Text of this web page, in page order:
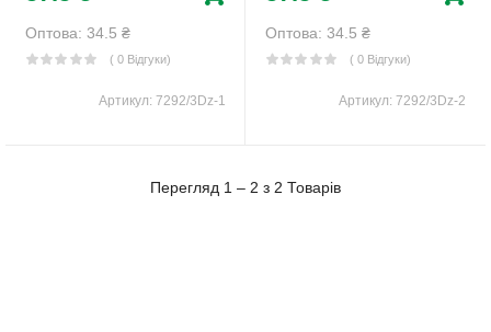
Оптова: 34.5 ₴
( 0 Відгуки)
Артикул: 7292/3Dz-1
Оптова: 34.5 ₴
( 0 Відгуки)
Артикул: 7292/3Dz-2
Перегляд 1 – 2 з 2 Товарів